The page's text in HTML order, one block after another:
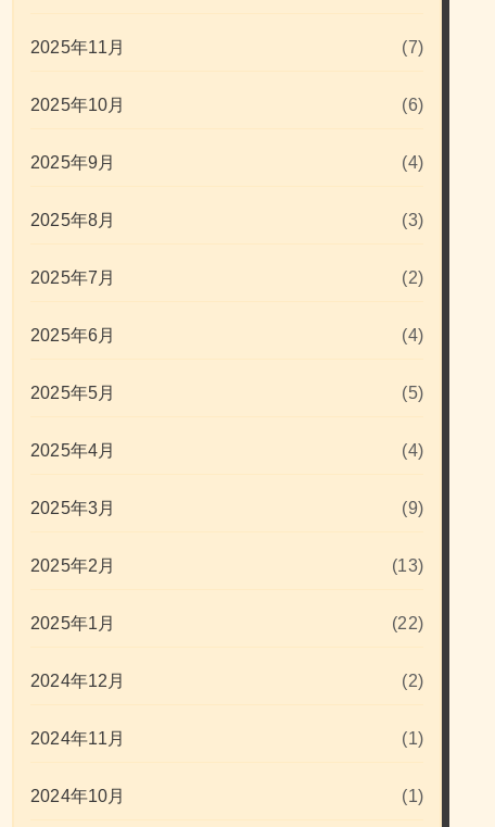
2025年11月 (7)
2025年10月 (6)
2025年9月 (4)
2025年8月 (3)
2025年7月 (2)
2025年6月 (4)
2025年5月 (5)
2025年4月 (4)
2025年3月 (9)
2025年2月 (13)
2025年1月 (22)
2024年12月 (2)
2024年11月 (1)
2024年10月 (1)